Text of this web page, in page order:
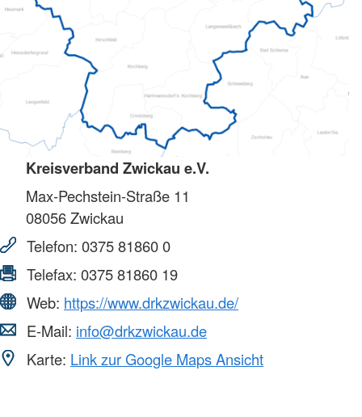
Kreisverband Zwickau e.V.
Max-Pechstein-Straße 11
08056Zwickau
Telefon: 0375 81860 0
Telefax: 0375 81860 19
Web: https://www.drkzwickau.de/
E-Mail: info@drkzwickau.de
Karte: Link zur Google Maps Ansicht